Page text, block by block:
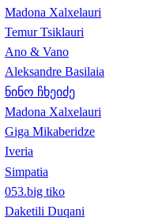
Madona Xalxelauri
Temur Tsiklauri
Ano & Vano
Aleksandre Basilaia
ნინო ჩხეიძე
Madona Xalxelauri
Giga Mikaberidze
Iveria
Simpatia
053.big tiko
Daketili Duqani